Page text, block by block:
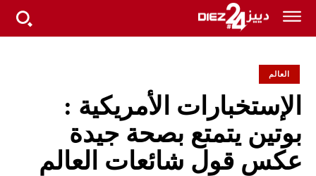
العالم
الإستخبارات الأمريكية :
بوتين يتمتع بصحة جيدة
عكس قول شائعات العالم